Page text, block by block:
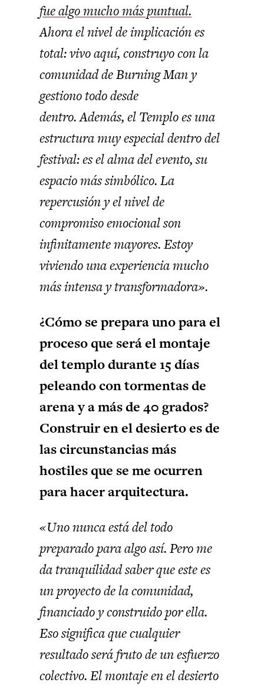
fue algo mucho más puntual.
Ahora el nivel de implicación es
total: vivo aquí, construyo con la
comunidad de Burning Man y
gestiono todo desde
dentro. Además, el Templo es una
estructura muy especial dentro del
festival: es el alma del evento, su
espacio más simbólico. La
repercusión y el nivel de
compromiso emocional son
infinitamente mayores. Estoy
viviendo una experiencia mucho
más intensa y transformadora».
¿Cómo se prepara uno para el
proceso que será el montaje
del templo durante 15 días
peleando con tormentas de
arena y a más de 40 grados?
Construir en el desierto es de
las circunstancias más
hostiles que se me ocurren
para hacer arquitectura.
«Uno nunca está del todo
preparado para algo así. Pero me
da tranquilidad saber que este es
un proyecto de la comunidad,
financiado y construido por ella.
Eso significa que cualquier
resultado será fruto de un esfuerzo
colectivo. El montaje en el desierto